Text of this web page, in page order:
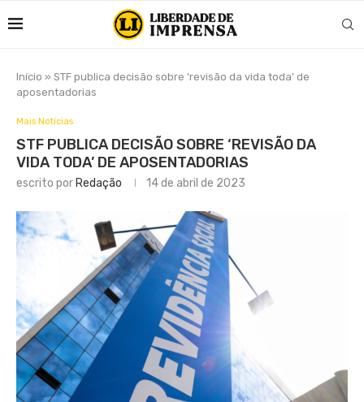
Início » STF publica decisão sobre ‘revisão da vida toda’ de
aposentadorias
Mais Notícias
STF PUBLICA DECISÃO SOBRE ‘REVISÃO DA
VIDA TODA’ DE APOSENTADORIAS
escrito por Redação 14 de abril de 2023